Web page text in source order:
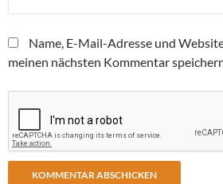
Name, E-Mail-Adresse und
meinen nächsten Kommentar